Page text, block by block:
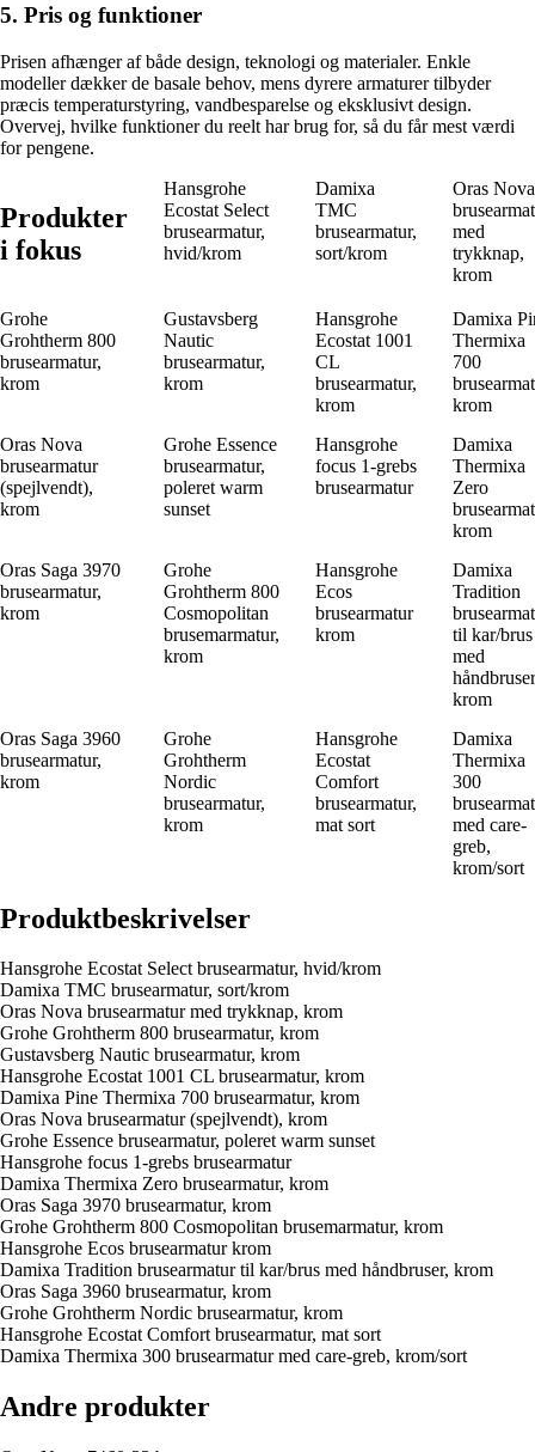
5. Pris og funktioner
Prisen afhænger af både design, teknologi og materialer. Enkle
modeller dækker de basale behov, mens dyrere armaturer tilbyder
præcis temperaturstyring, vandbesparelse og eksklusivt design.
Overvej, hvilke funktioner du reelt har brug for, så du får mest værdi
for pengene.
Produkter
i fokus
Hansgrohe
Ecostat Select
brusearmatur,
hvid/krom
Damixa
TMC
brusearmatur,
sort/krom
Oras Nova
med
trykknap,
krom
Grohe
Grohtherm 800
brusearmatur,
krom
Gustavsberg
Nautic
brusearmatur,
krom
Hansgrohe
Ecostat 1001
CL
brusearmatur,
krom
Damixa
Thermixa
700
krom
Oras Nova
brusearmatur
(spejlvendt),
krom
Grohe Essence
brusearmatur,
poleret warm
sunset
Hansgrohe
focus 1-grebs
brusearmatur
Damixa
Thermixa
Zero
krom
Oras Saga 3970
brusearmatur,
krom
Grohe
Grohtherm 800
Cosmopolitan
brusemarmatur,
krom
Hansgrohe
Ecos
brusearmatur
krom
Damixa
Tradition
til kar/brus
med
krom
Oras Saga 3960
brusearmatur,
krom
Grohe
Grohtherm
Nordic
brusearmatur,
krom
Hansgrohe
Ecostat
Comfort
brusearmatur,
mat sort
Damixa
Thermixa
300
med care-
greb,
krom/sort
Produktbeskrivelser
Hansgrohe Ecostat Select brusearmatur, hvid/krom
Damixa TMC brusearmatur, sort/krom
Oras Nova brusearmatur med trykknap, krom
Grohe Grohtherm 800 brusearmatur, krom
Gustavsberg Nautic brusearmatur, krom
Hansgrohe Ecostat 1001 CL brusearmatur, krom
Damixa Pine Thermixa 700 brusearmatur, krom
Oras Nova brusearmatur (spejlvendt), krom
Grohe Essence brusearmatur, poleret warm sunset
Hansgrohe focus 1-grebs brusearmatur
Damixa Thermixa Zero brusearmatur, krom
Oras Saga 3970 brusearmatur, krom
Grohe Grohtherm 800 Cosmopolitan brusemarmatur, krom
Hansgrohe Ecos brusearmatur krom
Damixa Tradition brusearmatur til kar/brus med håndbruser, krom
Oras Saga 3960 brusearmatur, krom
Grohe Grohtherm Nordic brusearmatur, krom
Hansgrohe Ecostat Comfort brusearmatur, mat sort
Damixa Thermixa 300 brusearmatur med care-greb, krom/sort
Andre produkter